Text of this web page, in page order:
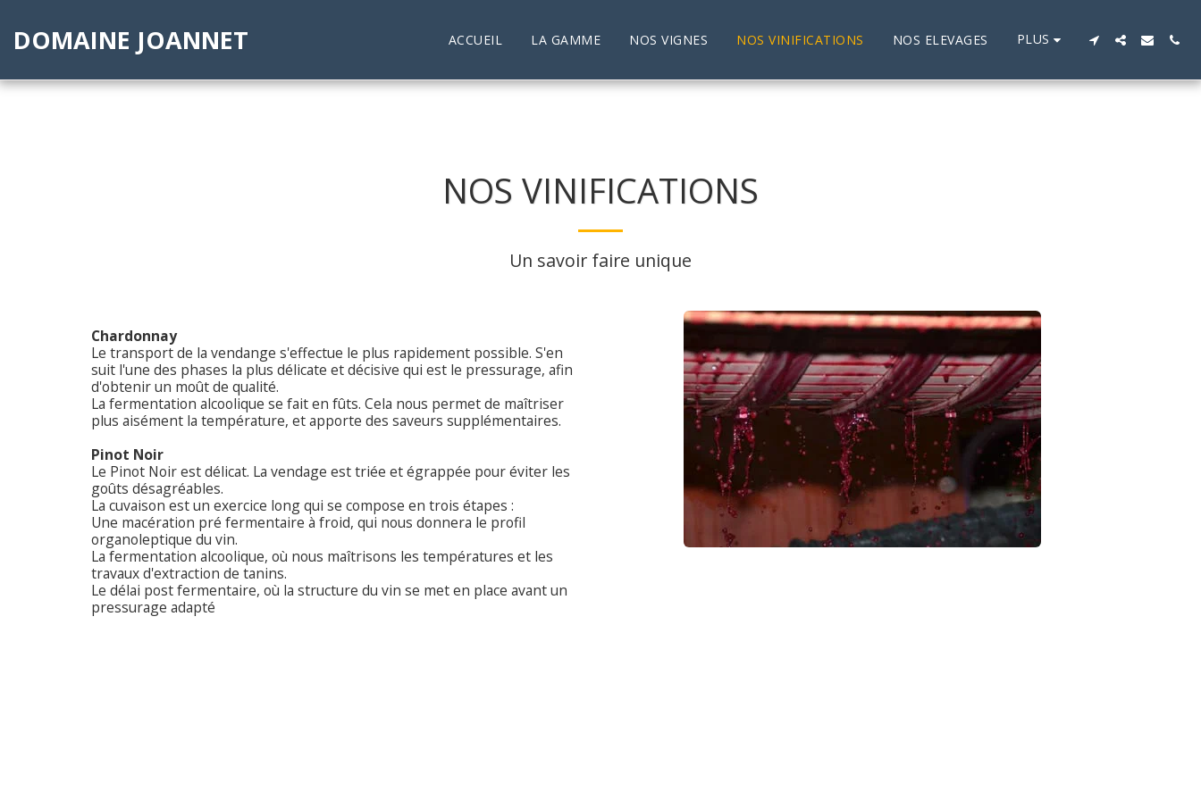
DOMAINE JOANNET ACCUEIL LA GAMME NOS VIGNES NOS VINIFICATIONS NOS ELEVAGES PLUS
NOS VINIFICATIONS
Un savoir faire unique
Chardonnay
Le transport de la vendange s'effectue le plus rapidement possible. S'en
suit l'une des phases la plus délicate et décisive qui est le pressurage, afin
d'obtenir un moût de qualité.
La fermentation alcoolique se fait en fûts. Cela nous permet de maîtriser
plus aisément la température, et apporte des saveurs supplémentaires.
Pinot Noir
Le Pinot Noir est délicat. La vendage est triée et égrappée pour éviter les
goûts désagréables.
La cuvaison est un exercice long qui se compose en trois étapes :
Une macération pré fermentaire à froid, qui nous donnera le profil
organoleptique du vin.
La fermentation alcoolique, où nous maîtrisons les températures et les
travaux d'extraction de tanins.
Le délai post fermentaire, où la structure du vin se met en place avant un
pressurage adapté